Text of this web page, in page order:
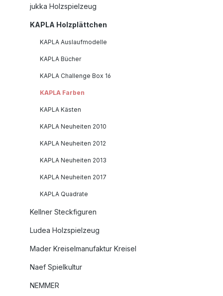
jukka Holzspielzeug
KAPLA Holzplättchen
KAPLA Auslaufmodelle
KAPLA Bücher
KAPLA Challenge Box 16
KAPLA Farben
KAPLA Kästen
KAPLA Neuheiten 2010
KAPLA Neuheiten 2012
KAPLA Neuheiten 2013
KAPLA Neuheiten 2017
KAPLA Quadrate
Kellner Steckfiguren
Ludea Holzspielzeug
Mader Kreiselmanufaktur Kreisel
Naef Spielkultur
NEMMER